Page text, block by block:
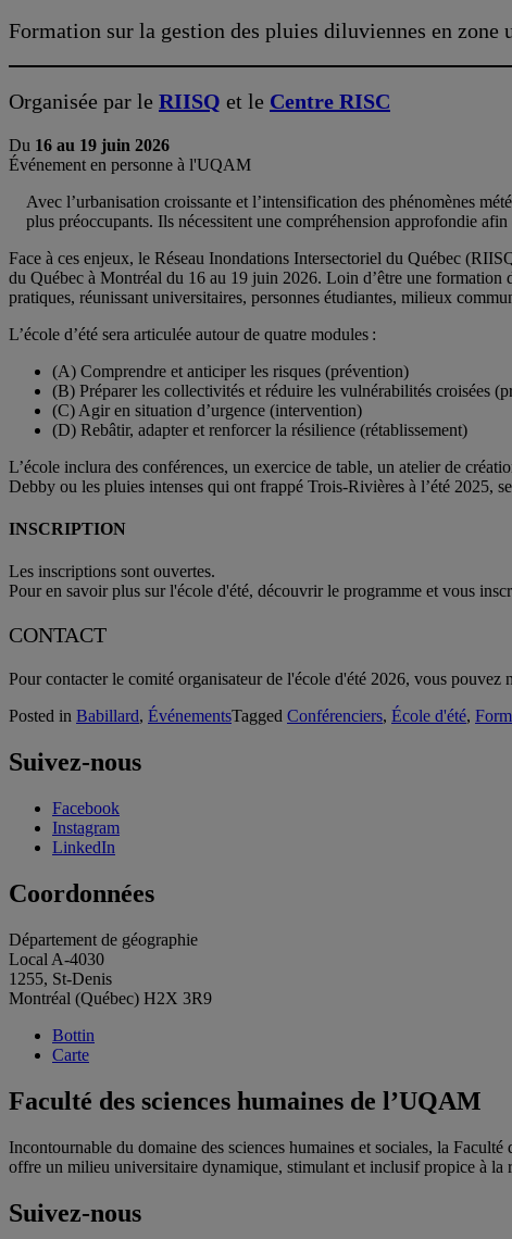
Formation sur la gestion des pluies diluviennes en zone
Organisée par le RIISQ et le Centre RISC
Du 16 au 19 juin 2026
Événement en personne à l'UQAM
Avec l’urbanisation croissante et l’intensification des phénomènes
plus préoccupants. Ils nécessitent une compréhension approfondie
Face à ces enjeux, le Réseau Inondations Intersectoriel du Québec
du Québec à Montréal du 16 au 19 juin 2026. Loin d’être une formation
pratiques, réunissant universitaires, personnes étudiantes, milieux
L’école d’été sera articulée autour de quatre modules :
(A) Comprendre et anticiper les risques (prévention)
(B) Préparer les collectivités et réduire les vulnérabilités croisées
(C) Agir en situation d’urgence (intervention)
(D) Rebâtir, adapter et renforcer la résilience (rétablissement)
L’école inclura des conférences, un exercice de table, un atelier de
Debby ou les pluies intenses qui ont frappé Trois-Rivières à l’été 2025,
INSCRIPTION
Les inscriptions sont ouvertes.
Pour en savoir plus sur l'école d'été, découvrir le programme et vous
CONTACT
Pour contacter le comité organisateur de l'école d'été 2026, vous pouvez
Posted in Babillard, ÉvénementsTagged Conférenciers, École d'été,
Suivez-nous
Facebook
Instagram
LinkedIn
Coordonnées
Département de géographie
Local A-4030
1255, St-Denis
Montréal (Québec) H2X 3R9
Bottin
Carte
Faculté des sciences humaines de l’UQAM
Incontournable du domaine des sciences humaines et sociales, la
offre un milieu universitaire dynamique, stimulant et inclusif propice à la
Suivez-nous